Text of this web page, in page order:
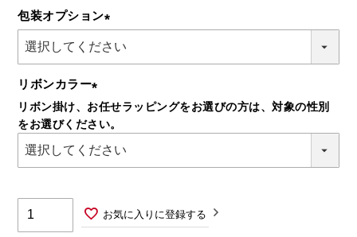
包装オプション
(必
リボンカラー
(必
須)
リボン掛け、お任せラッピングをお選びの方は、対象の性別
をお選びください。
お気に入りに登録する